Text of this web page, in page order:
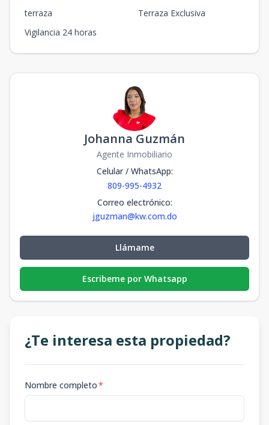
terraza
Terraza Exclusiva
Vigilancia 24 horas
Johanna Guzmán
Agente Inmobiliario
Celular / WhatsApp:
809-995-4932
Correo electrónico:
jguzman@kw.com.do
Llámame
Escribeme por Whatsapp
¿Te interesa esta propiedad?
Nombre completo*